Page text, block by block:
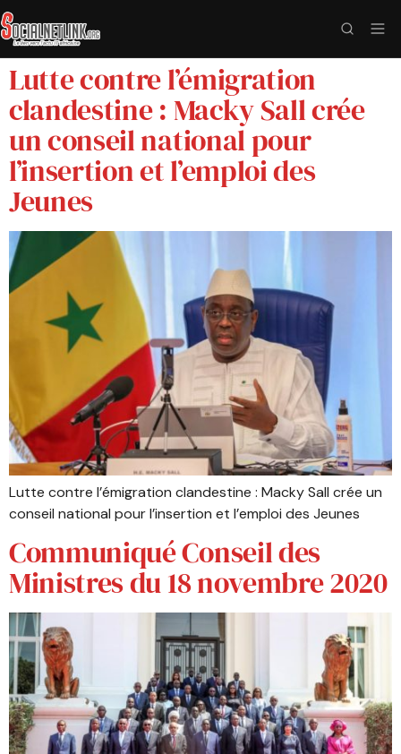
Lutte contre l’émigration
clandestine : Macky Sall crée
un conseil national pour
l’insertion et l’emploi des
Jeunes
Lutte contre l’émigration clandestine : Macky Sall crée un
conseil national pour l’insertion et l’emploi des Jeunes
Communiqué Conseil des
Ministres du 18 novembre 2020